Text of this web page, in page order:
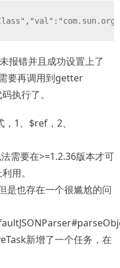
报错并且成功设置上了
要再调用到getter
执行了。
1、$ref，2、
需要在>=1.2.36版本才可
用。
是也存在一个很尴尬的问
新增了一个任务，在